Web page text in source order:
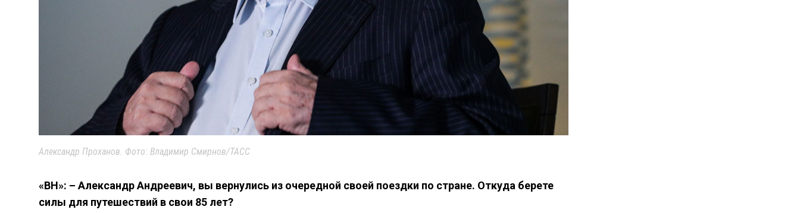
Александр Проханов. Фото: Владимир Смирнов/ТАСС
«ВН»: – Александр Андреевич, вы вернулись из очередной своей поездки по стране. Откуда берете
силы для путешествий в свои 85 лет?